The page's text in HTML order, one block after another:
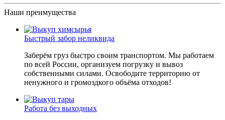
Наши преимущества
Быстрый забор неликвида
Заберём груз быстро своим транспортом. Мы работаем
по всей России, организуем погрузку и вывоз
собственными силами. Освободите территорию от
ненужного и громоздкого объёма отходов!
Работа без выходных